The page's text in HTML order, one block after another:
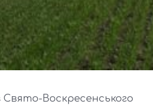
Свято-Воскресенського